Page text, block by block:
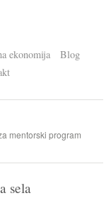
ekonomija
Blog
mentorski program
sela